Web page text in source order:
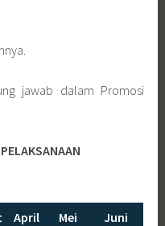
jawab dalam Promosi
April Mei
Juni